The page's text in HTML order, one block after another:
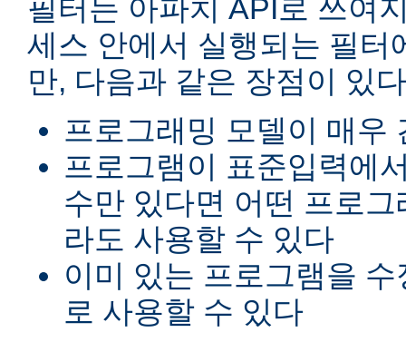
필터는 아파치 API로 쓰여
세스 안에서 실행되는 필터
만, 다음과 같은 장점이 있
프로그래밍 모델이 매우
프로그램이 표준입력에
수만 있다면 어떤 프로
라도 사용할 수 있다
이미 있는 프로그램을
로 사용할 수 있다